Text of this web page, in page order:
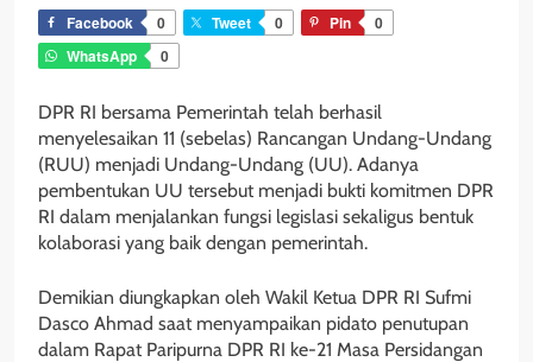
Facebook 0 Tweet 0 Pin
0
WhatsApp
0
DPR RI bersama Pemerintah telah berhasil
menyelesaikan 11 (sebelas) Rancangan Undang-Undang
(RUU) menjadi Undang-Undang (UU). Adanya
pembentukan UU tersebut menjadi bukti komitmen DPR
RI dalam menjalankan fungsi legislasi sekaligus bentuk
kolaborasi yang baik dengan pemerintah.
Demikian diungkapkan oleh Wakil Ketua DPR RI Sufmi
Dasco Ahmad saat menyampaikan pidato penutupan
dalam Rapat Paripurna DPR RI ke-21 Masa Persidangan